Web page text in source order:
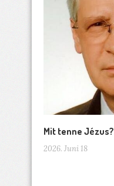
Mit tenne Jézus?
2026. Juni 18